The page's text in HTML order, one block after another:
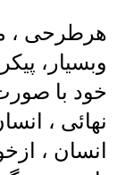
هرطرحی ،
وبسیار،
خود با
نهائی ،
انسان ،